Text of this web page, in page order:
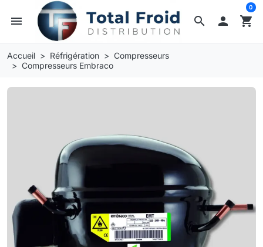
search
menu  shopping_cart
0
Accueil Réfrigération
Compresseurs
Compresseurs Embraco